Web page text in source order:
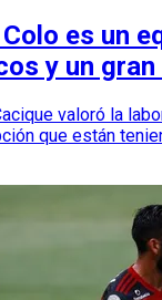
es un
y un
valoró la
que están